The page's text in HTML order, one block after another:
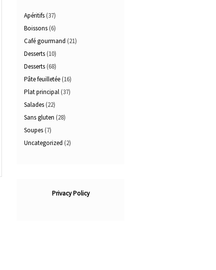
Apéritifs (37)
Boissons (6)
Café gourmand (21)
Desserts (10)
Desserts (68)
Pâte feuilletée (16)
Plat principal (37)
Salades (22)
Sans gluten (28)
Soupes (7)
Uncategorized (2)
Privacy Policy